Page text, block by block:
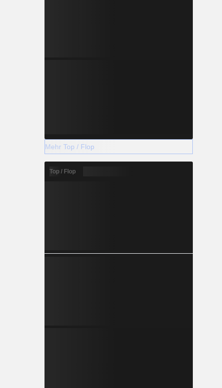
Mehr Top / Flop
Top / Flop